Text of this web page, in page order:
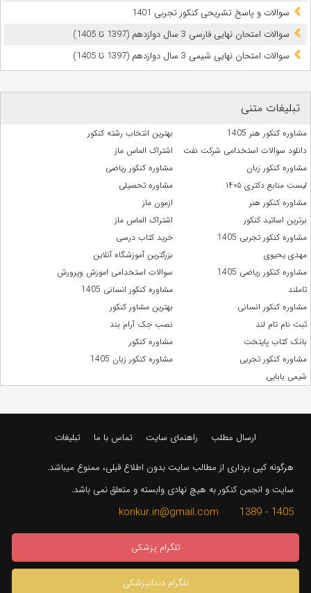
سوالات و پاسخ تشریحی کنکور تجربی 1401
سوالات امتحان نهایی فارسی 3 سال دوازدهم (1397 تا 1405)
سوالات امتحان نهایی شیمی 3 سال دوازدهم (1397 تا 1405)
تبلیغات متنی
مشاوره کنکور هنر 1405
بهترین انتخاب رشته کنکور
دانلود سوالات استخدامی شرکت نفت
اشتراک الماس ماز
مشاوره کنکور زبان
مشاوره کنکور ریاضی
لیست منابع دکتری ۱۴۰۵
مشاوره تحصیلی
مشاوره کنکور هنر
ازمون ماز
برترین اساتید کنکور
اشتراک الماس ماز
مشاوره کنکور تجربی 1405
خرید کتاب درسی
مهدی یحیوی
بزرگترین آموزشگاه آنلاین
مشاوره کنکور ریاضی 1405
سوالات استخدامی اموزش وپرورش
تاملند
مشاوره کنکور انسانی 1405
مشاوره کنکور انسانی
بهترین مشاور کنکور
ثبت نام تام لند
نصب جک آرام بند
بانک کتاب پایتخت
مشاوره کنکور
مشاوره کنکور تجربی
مشاوره کنکور زبان 1405
شیمی بابایی
ارسال مطلب راهنمای سایت تماس با ما تبلیغات
هرگونه کپی برداری از مطالب سایت بدون اطلاع قبلی، ممنوع میباشد.
سایت و انجمن کنکور به هیچ نهادی وابسته و متعلق نمی باشد.
1405 - 1389 konkur.in@gmail.com
تلگرام پزشکی
تلگرام دندانپزشکی